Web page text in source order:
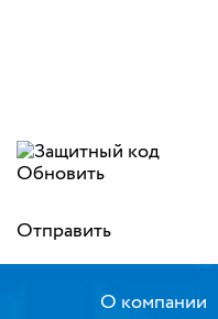
Обновить
Отправить
О компании